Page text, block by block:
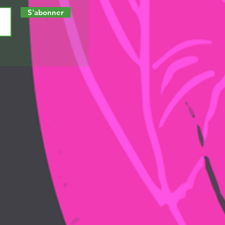
S'abonner